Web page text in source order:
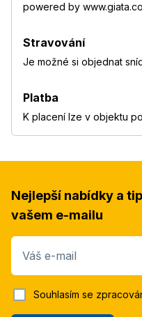
powered by
Stravování
Je možné si objednat
Platba
K placení lze v objektu
Nejlepší nabídky a
vašem e-mailu
Váš e-mail
Souhlasím se